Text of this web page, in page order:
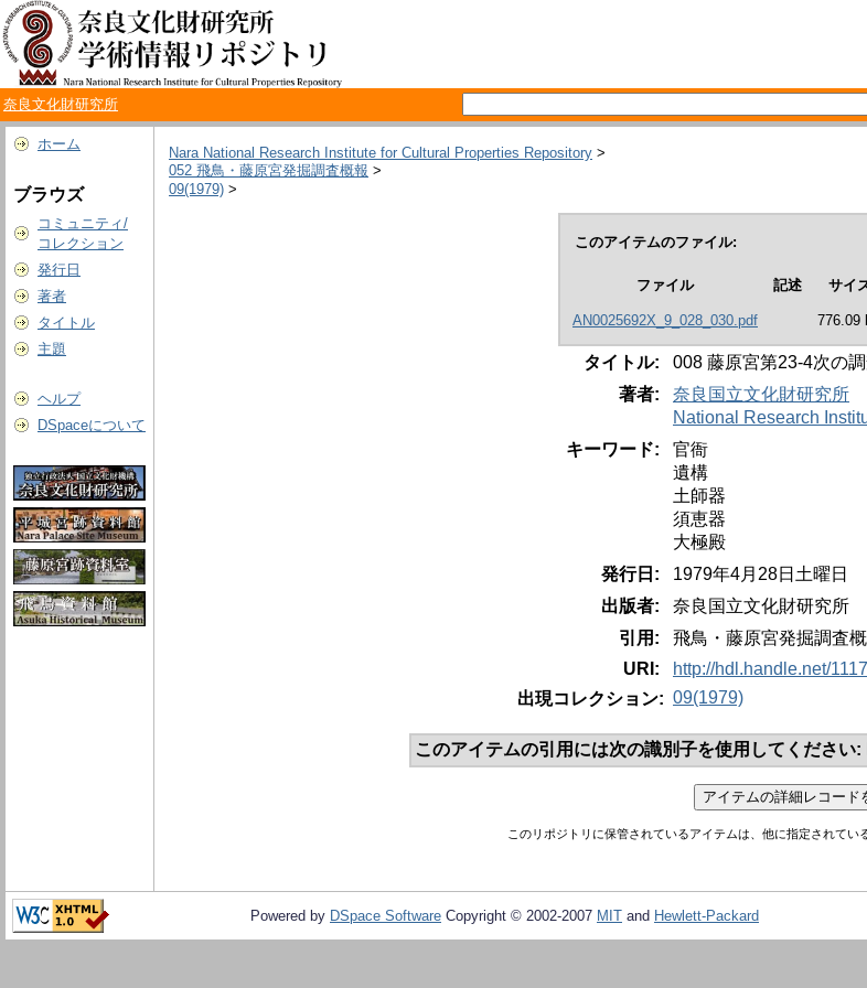
奈良文化財研究所
ホーム
ブラウズ
コミュニティ/
コレクション
発行日
著者
タイトル
主題
ヘルプ
DSpaceについて
Nara National Research Institute for Cultural Properties Repository >
052 飛鳥・藤原宮発掘調査概報 >
09(1979) >
このアイテムのファイル:
ファイル 記述 サイ
AN0025692X_9_028_030.pdf 776.09
タイトル:
008 藤原宮第23-4次の
著者:
奈良国立文化財研究所
National Research
キーワード:
官衙
遺構
土師器
須恵器
大極殿
発行日:
1979年4月28日土曜日
出版者:
奈良国立文化財研究所
引用:
飛鳥・藤原宮発掘調査
URI:
http://hdl.handle.net/
出現コレクション: 09(1979)
このアイテムの引用には次の識別子を使用してください:
このリポジトリに保管されているアイテムは、他に指定されてい
Powered by DSpace Software Copyright © 2002-2007 MIT and Hewlett-Packard